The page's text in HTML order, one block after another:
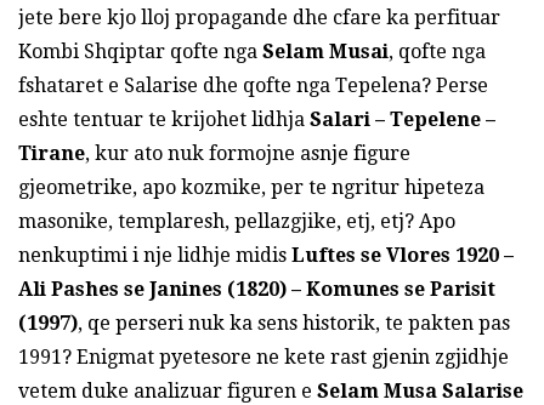
jete bere kjo lloj propagande dhe cfare ka perfituar
Kombi Shqiptar qofte nga Selam Musai, qofte nga
fshataret e Salarise dhe qofte nga Tepelena? Perse
eshte tentuar te krijohet lidhja Salari – Tepelene –
Tirane, kur ato nuk formojne asnje figure
gjeometrike, apo kozmike, per te ngritur hipeteza
masonike, templaresh, pellazgjike, etj, etj? Apo
nenkuptimi i nje lidhje midis Luftes se Vlores 1920 –
Ali Pashes se Janines (1820) – Komunes se Parisit
(1997), qe perseri nuk ka sens historik, te pakten pas
1991? Enigmat pyetesore ne kete rast gjenin zgjidhje
vetem duke analizuar figuren e Selam Musa Salarise